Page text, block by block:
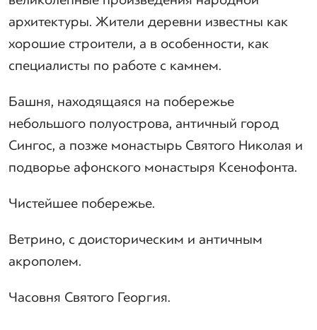
архитектуры. Жители деревни известны как
хорошие строители, а в особенности, как
специалисты по работе с камнем.
Башня, находящаяся на побережье
небольшого полуострова, античный город
Сингос, а позже монастырь Святого Николая и
подворье афонского монастыря Ксенофонта.
Чистейшее побережье.
Ветрино, с доисторическим и античным
акрополем.
Часовня Святого Георгия.